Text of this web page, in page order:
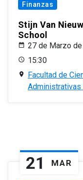
Finanzas
Stijn Van
School
27 de Marzo
15:30
Facultad de
Administrativas
21 MAR